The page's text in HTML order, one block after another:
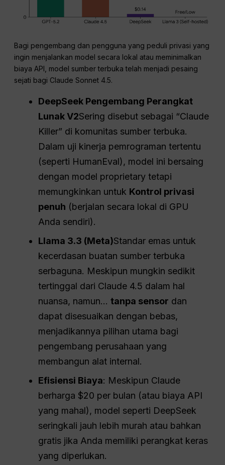
Bagi pengembang dan pengguna yang peduli privasi yang
ingin menjalankan model secara lokal atau meminimalkan
biaya API, model sumber terbuka telah menjadi pesaing
sejati bagi Claude Sonnet 4.5.
DeepSeek Pengembang Perangkat
LunakV2Sering disebut sebagai “Claude
Killer” di komunitas sumber terbuka.
Dalam uji kinerja pemrograman tertentu
(seperti HumanEval), model ini bersaing
dengan model proprietary tetapi
memungkinkan untuk Kontrol privasi
penuh (berjalan secara lokal di GPU
Anda sendiri).
Llama 3.3 (Meta)Standar emas untuk
kecerdasan buatan sumber terbuka
serbaguna. Meskipun mungkin sedikit
tertinggal dari Claude 4.5 dalam hal
nuansa, namun...tanpa sensor dan
dapat disesuaikan dengan bebas,
menjadikannya pilihan utama bagi
pengembang perusahaan yang
membangun alat internal.
Efisiensi Biaya: Meskipun Claude
berharga $20 per bulan (atau biaya API
yang mahal), model seperti DeepSeek
seringkali jauh lebih murah atau bahkan
gratis jika Anda memiliki perangkat keras
yang diperlukan.